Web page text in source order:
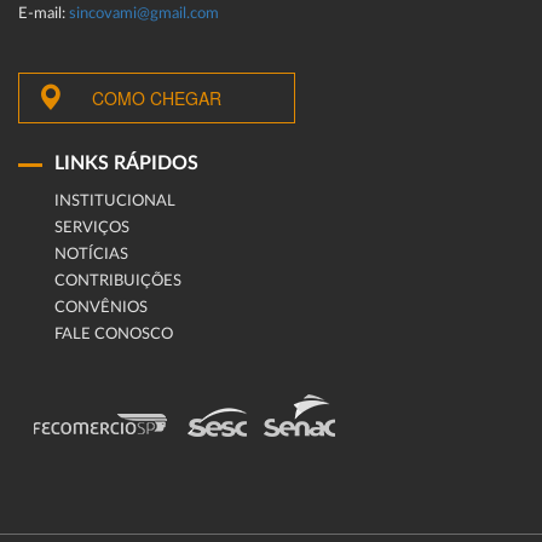
E-mail: sincovami@gmail.com
COMO CHEGAR
LINKS RÁPIDOS
INSTITUCIONAL
SERVIÇOS
NOTÍCIAS
CONTRIBUIÇÕES
CONVÊNIOS
FALE CONOSCO